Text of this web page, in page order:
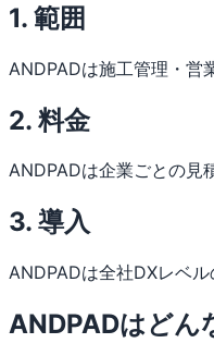
1. 範囲
ANDPADは施工管理・営
2. 料金
ANDPADは企業ごとの見
3. 導入
ANDPADは全社DXレベ
ANDPADはどん